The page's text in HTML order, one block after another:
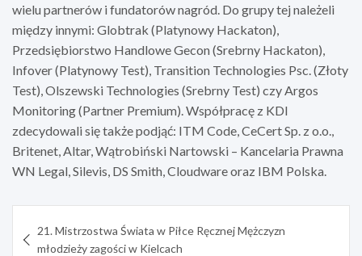
wielu partnerów i fundatorów nagród. Do grupy tej należeli
między innymi: Globtrak (Platynowy Hackaton),
Przedsiębiorstwo Handlowe Gecon (Srebrny Hackaton),
Infover (Platynowy Test), Transition Technologies Psc. (Złoty
Test), Olszewski Technologies (Srebrny Test) czy Argos
Monitoring (Partner Premium). Współpracę z KDI
zdecydowali się także podjąć: ITM Code, CeCert Sp. z o.o.,
Britenet, Altar, Wątrobiński Nartowski – Kancelaria Prawna
WN Legal, Silevis, DS Smith, Cloudware oraz IBM Polska.
wpisu
21. Mistrzostwa Świata w Piłce Ręcznej Mężczyzn
młodzieży zagości w Kielcach